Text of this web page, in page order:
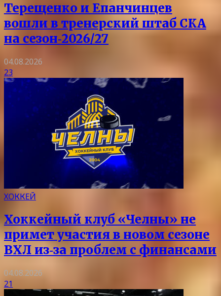
Терещенко и Епанчинцев
вошли в тренерский штаб СКА
на сезон‑2026/27
04.08.2026
23
ХОККЕЙ
Хоккейный клуб «Челны» не
примет участия в новом сезоне
ВХЛ из‑за проблем с финансами
04.08.2026
21